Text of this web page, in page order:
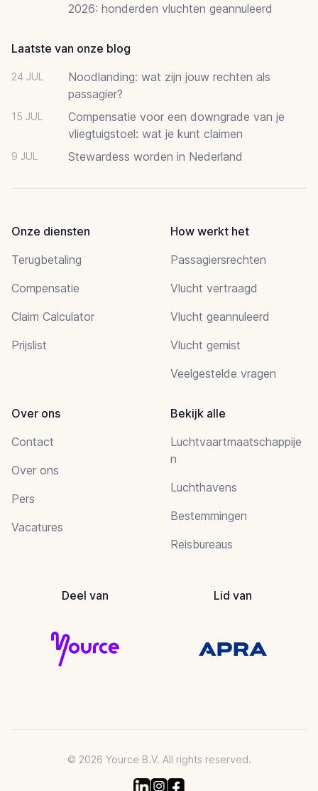
2026: honderden vluchten geannuleerd
Laatste van onze blog
24 JUL
Noodlanding: wat zijn jouw rechten als
passagier?
15 JUL
Compensatie voor een downgrade van je
vliegtuigstoel: wat je kunt claimen
9 JUL Stewardess worden in Nederland
Onze diensten
Terugbetaling
Compensatie
Claim Calculator
Prijslist
How werkt het
Passagiersrechten
Vlucht vertraagd
Vlucht geannuleerd
Vlucht gemist
Veelgestelde vragen
Over ons
Contact
Over ons
Pers
Vacatures
Bekijk alle
Luchtvaartmaatschappije
n
Luchthavens
Bestemmingen
Reisbureaus
Deel van Lid van
© 2026 Yource B.V. All rights reserved.